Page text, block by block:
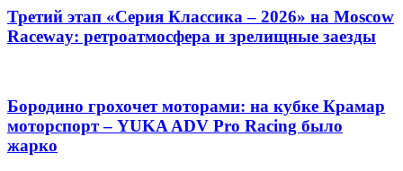
Третий этап «Серия Классика – 2026» на Moscow
Raceway: ретроатмосфера и зрелищные заезды
Бородино грохочет моторами: на кубке Крамар
моторспорт – YUKA ADV Pro Racing было
жарко